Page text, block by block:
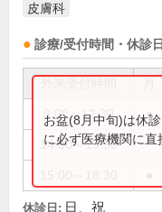
皮膚科
診療/受付時間・休診日
9:00～12:30 ●
14:00～15:30
お盆(8月中旬)は休
に必ず医療機関に直
休診日: 日、祝